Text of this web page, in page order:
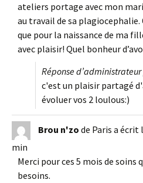
ateliers portage avec mon
au travail de sa plagiocephalie.
que pour la naissance de ma
avec plaisir! Quel bonheur
Réponse
c'est un plaisir partagé
évoluer vos 2 loulous:)
Brou n'zo de Paris a écrit
min
Merci pour ces 5 mois de
besoins.